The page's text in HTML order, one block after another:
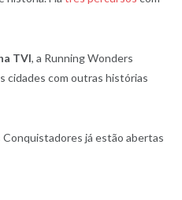
TVI, a Running Wonders
cidades com outras histórias
já estão abertas